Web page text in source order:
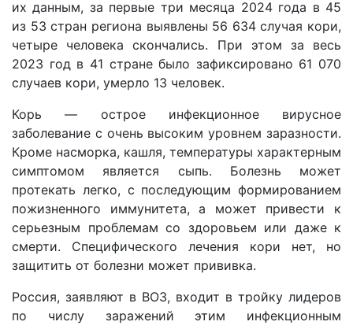
их данным, за первые три месяца 2024 года в 45
из 53 стран региона выявлены 56 634 случая кори,
четыре человека скончались. При этом за весь
2023 год в 41 стране было зафиксировано 61 070
случаев кори, умерло 13 человек.
Корь — острое инфекционное вирусное
заболевание с очень высоким уровнем заразности.
Кроме насморка, кашля, температуры характерным
симптомом является сыпь. Болезнь может
протекать легко, с последующим формированием
пожизненного иммунитета, а может привести к
серьезным проблемам со здоровьем или даже к
смерти. Специфического лечения кори нет, но
защитить от болезни может прививка.
Россия, заявляют в ВОЗ, входит в тройку лидеров
по числу заражений этим инфекционным